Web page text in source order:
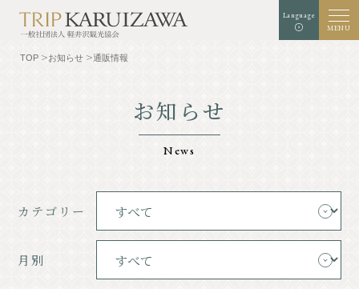
Language
MENU
黒 青
文字
軽井沢を知る
グルメ
TOP お知らせ 通販情報
お知らせ
News
カテゴリー
月別